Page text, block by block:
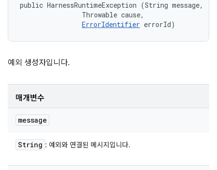
public HarnessRuntimeException (String message,
                Throwable cause,
ErrorIdentifier errorId)
예외 생성자입니다.
매개변수
message
String : 예외와 연결된 메시지입니다.